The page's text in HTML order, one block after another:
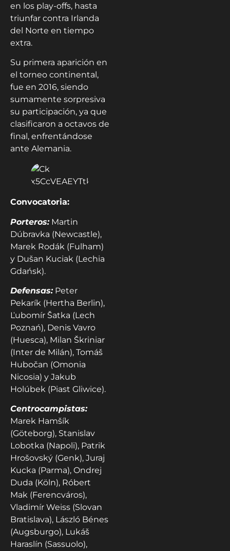
en los play-offs, hasta
triunfar contra Irlanda
del Norte en tiempo
extra.
Su primera aparición en
el torneo continental,
fue en 2016, siendo
sumamente sorpresiva
su participación, ya que
clasificaron a octavos de
final, enfrentándose
ante Alemania.
Convocatoria:
Porteros:Martin
Dúbravka (Newcastle),
Marek Rodák (Fulham)
y Dušan Kuciak (Lechia
Gdańsk).
Defensas:Peter
Pekarík (Hertha Berlin),
Ľubomír Šatka (Lech
Poznań), Denis Vavro
(Huesca), Milan Škriniar
(Inter de Milán), Tomáš
Hubočan (Omonia
Nicosia) y Jakub
Holúbek (Piast Gliwice).
Centrocampistas:
Marek Hamšík
(Göteborg), Stanislav
Lobotka (Napoli), Patrik
Hrošovský (Genk), Juraj
Kucka (Parma), Ondrej
Duda (Köln), Róbert
Mak (Ferencváros),
Vladimír Weiss (Slovan
Bratislava), László Bénes
(Augsburgo), Lukáš
Haraslín (Sassuolo),